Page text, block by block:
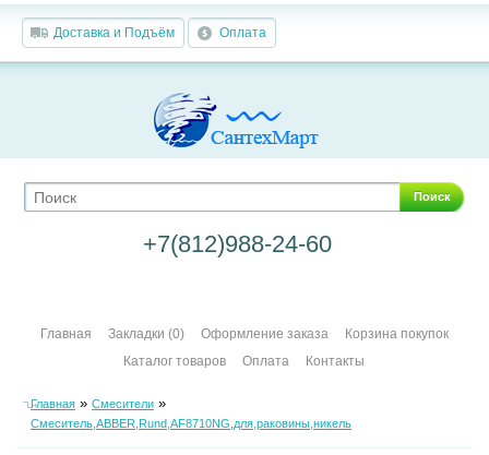
Доставка и Подъём Оплата
Поиск
+7(812)988-24-60
Главная Закладки (0) Оформление заказа
Корзина покупок
Каталог товаров
Оплата Контакты
Главная» Смесители»
Смеситель,ABBER,Rund,AF8710NG,для,раковины,никель